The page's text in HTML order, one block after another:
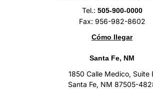
Tel.: 505-900-0000
Fax: 956-982-8602
Cómo llegar
Santa Fe, NM
1850 Calle Medico, Suite
Santa Fe, NM 87505-